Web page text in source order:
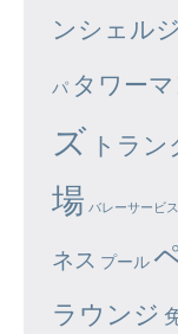
ンシェル
パ タワー
ズ トラン
場 バレーサービス
ネス プール
ラウンジ